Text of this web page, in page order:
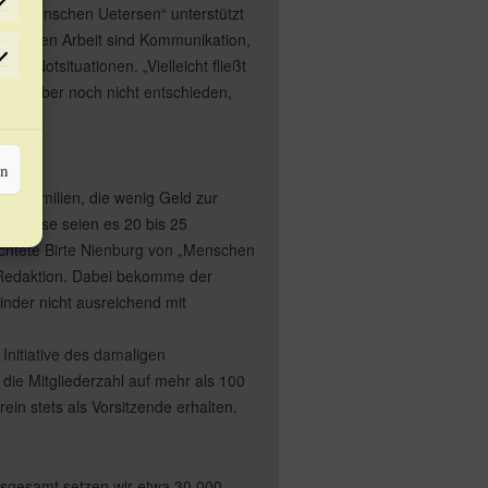
Menschen Uetersen“ unterstützt
Arbeit sind Kommunikation,
in Notsituationen. „Vielleicht fließt
sei aber noch nicht entschieden,
Familien, die wenig Geld zur
seien es 20 bis 25
Birte Nienburg von „Menschen
Dabei bekomme der
nicht ausreichend mit
des damaligen
Mitgliederzahl auf mehr als 100
stets als Vorsitzende erhalten.